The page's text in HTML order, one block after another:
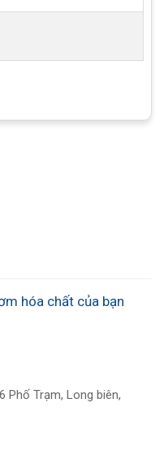
quá nhiệt, cũng
bơm ly tâm bị quá
là lưu lượng của
bao gồm những
hóa chất của bạn
Phố Trạm, Long biên,